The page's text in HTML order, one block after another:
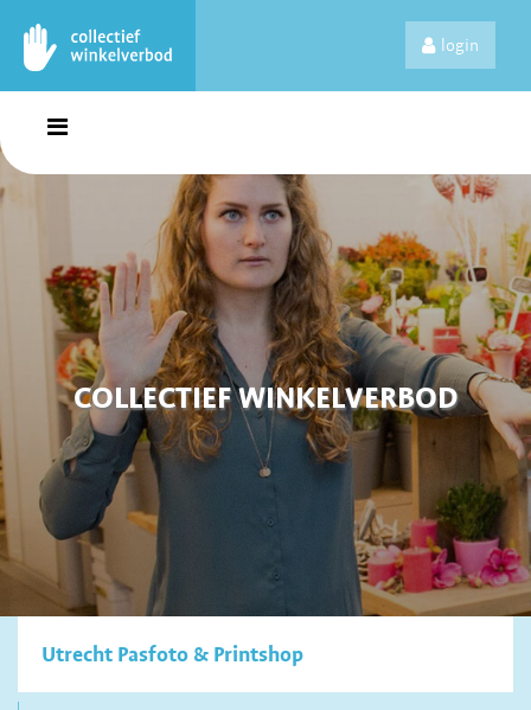
login
COLLECTIEF WINKELVERBOD
Utrecht Pasfoto & Printshop